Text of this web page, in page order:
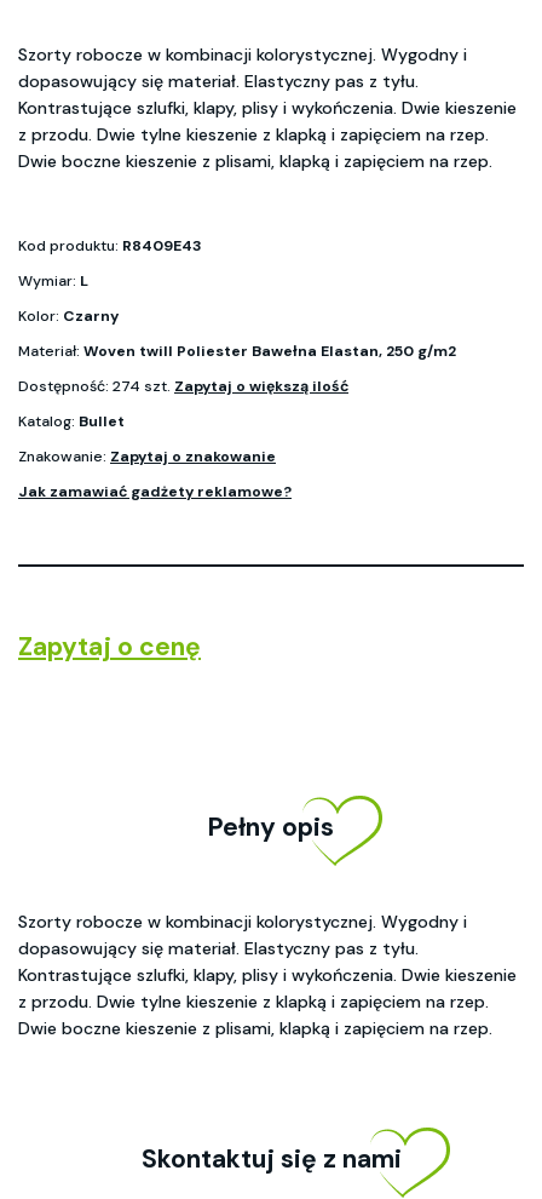
Szorty robocze w kombinacji kolorystycznej. Wygodny i
dopasowujący się materiał. Elastyczny pas z tyłu.
Kontrastujące szlufki, klapy, plisy i wykończenia. Dwie kieszenie
z przodu. Dwie tylne kieszenie z klapką i zapięciem na rzep.
Dwie boczne kieszenie z plisami, klapką i zapięciem na rzep.
Kod produktu: R8409E43
Wymiar: L
Kolor: Czarny
Materiał: Woven twill Poliester Bawełna Elastan, 250 g/m2
Dostępność: 274 szt. Zapytaj o większą ilość
Katalog: Bullet
Znakowanie: Zapytaj o znakowanie
Jak zamawiać gadżety reklamowe?
Zapytaj o cenę
Pełny opis
Szorty robocze w kombinacji kolorystycznej. Wygodny i
dopasowujący się materiał. Elastyczny pas z tyłu.
Kontrastujące szlufki, klapy, plisy i wykończenia. Dwie kieszenie
z przodu. Dwie tylne kieszenie z klapką i zapięciem na rzep.
Dwie boczne kieszenie z plisami, klapką i zapięciem na rzep.
Skontaktuj się z nami